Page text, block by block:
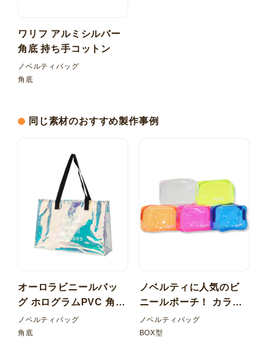
ワリフ アルミシルバー
角底 持ち手コットン
ノベルティバッグ
角底
同じ素材のおすすめ製作事例
オーロラビニールバッ
グ ホログラムPVC 角底
持ち手 PPベルト
ノベルティバッグ
角底
ノベルティに人気のビ
ニールポーチ！ カラー
塩ビ（PVC） BOX型ポ
ーチ
ノベルティバッグ
BOX型